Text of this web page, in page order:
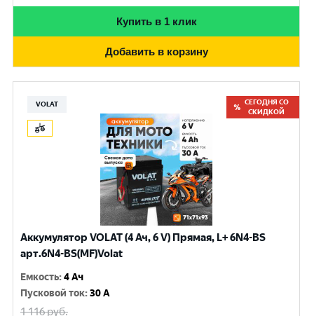
Купить в 1 клик
Добавить в корзину
VOLAT
СЕГОДНЯ СО
СКИДКОЙ
Аккумулятор VOLAT (4 Ач, 6 V) Прямая, L+ 6N4-BS
арт.6N4-BS(MF)Volat
Емкость:4 Ач
Пусковой ток:30 A
1 116руб.